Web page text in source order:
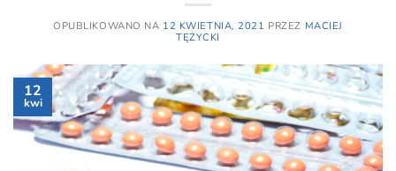
OPUBLIKOWANO NA 12 KWIETNIA, 2021 PRZEZ MACIEJ
TĘŻYCKI
12
kwi